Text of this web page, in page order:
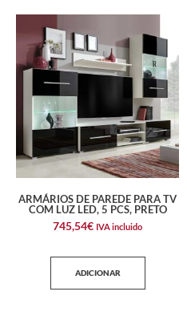
ARMÁRIOS DE PAREDE PARA TV
COM LUZ LED, 5 PCS, PRETO
745,54€ IVA incluido
ADICIONAR